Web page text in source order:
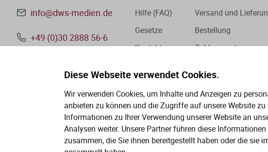
Diese Webseite verwendet Cookies.
Wir verwenden Cookies, um Inhalte und Anzeigen zu
anbieten zu können und die Zugriffe auf unsere Website
Informationen zu Ihrer Verwendung unserer Website an
Analysen weiter. Unsere Partner führen diese
zusammen, die Sie ihnen bereitgestellt haben oder die sie
info@dws-medien.de
+49 (0)30 2888 56-6
Hilfe (FAQ)
Gesetze
Kontakt
Versand und
Bestellung
Zahlungsarten
Aus Gründen der besseren Lesbarkeit wird auf die gleichzeitige
divers (m/w/d) verzichtet. Sämtliche Personenbezeichnungen gelten
AGB Datenschutzbedingungen